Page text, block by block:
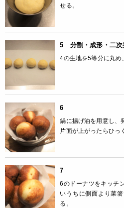
せる。
5 分割・成形・二次
4の生地を5等分に丸め
6
鍋に揚げ油を用意し、
片面が上がったらひっ
7
6のドーナツをキッチ
いうちに側面より菜
る。